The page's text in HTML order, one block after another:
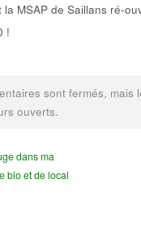
la MSAP de Saillans ré-
!
sont fermés, mais
ouverts.
dans ma
bio et de local